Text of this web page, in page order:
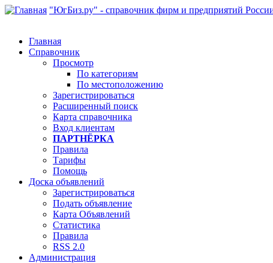
"ЮгБиз.ру" - справочник фирм и предприятий
Главная
Справочник
Просмотр
По категориям
По местоположению
Зарегистрироваться
Расширенный поиск
Карта справочника
Вход клиентам
ПАРТНЁРКА
Правила
Тарифы
Помощь
Доска объявлений
Зарегистрироваться
Подать объявление
Карта Объявлений
Статистика
Правила
RSS 2.0
Администрация